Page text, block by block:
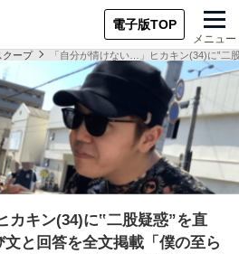
電子版TOP
メニュー
クープ 「自分が情けない…」ヒカキン(34)に‟
カキン(34)に‟二股疑惑”を直
と回答を全文掲載「僕の至ら